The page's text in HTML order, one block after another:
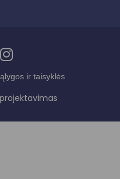
ir taisyklės